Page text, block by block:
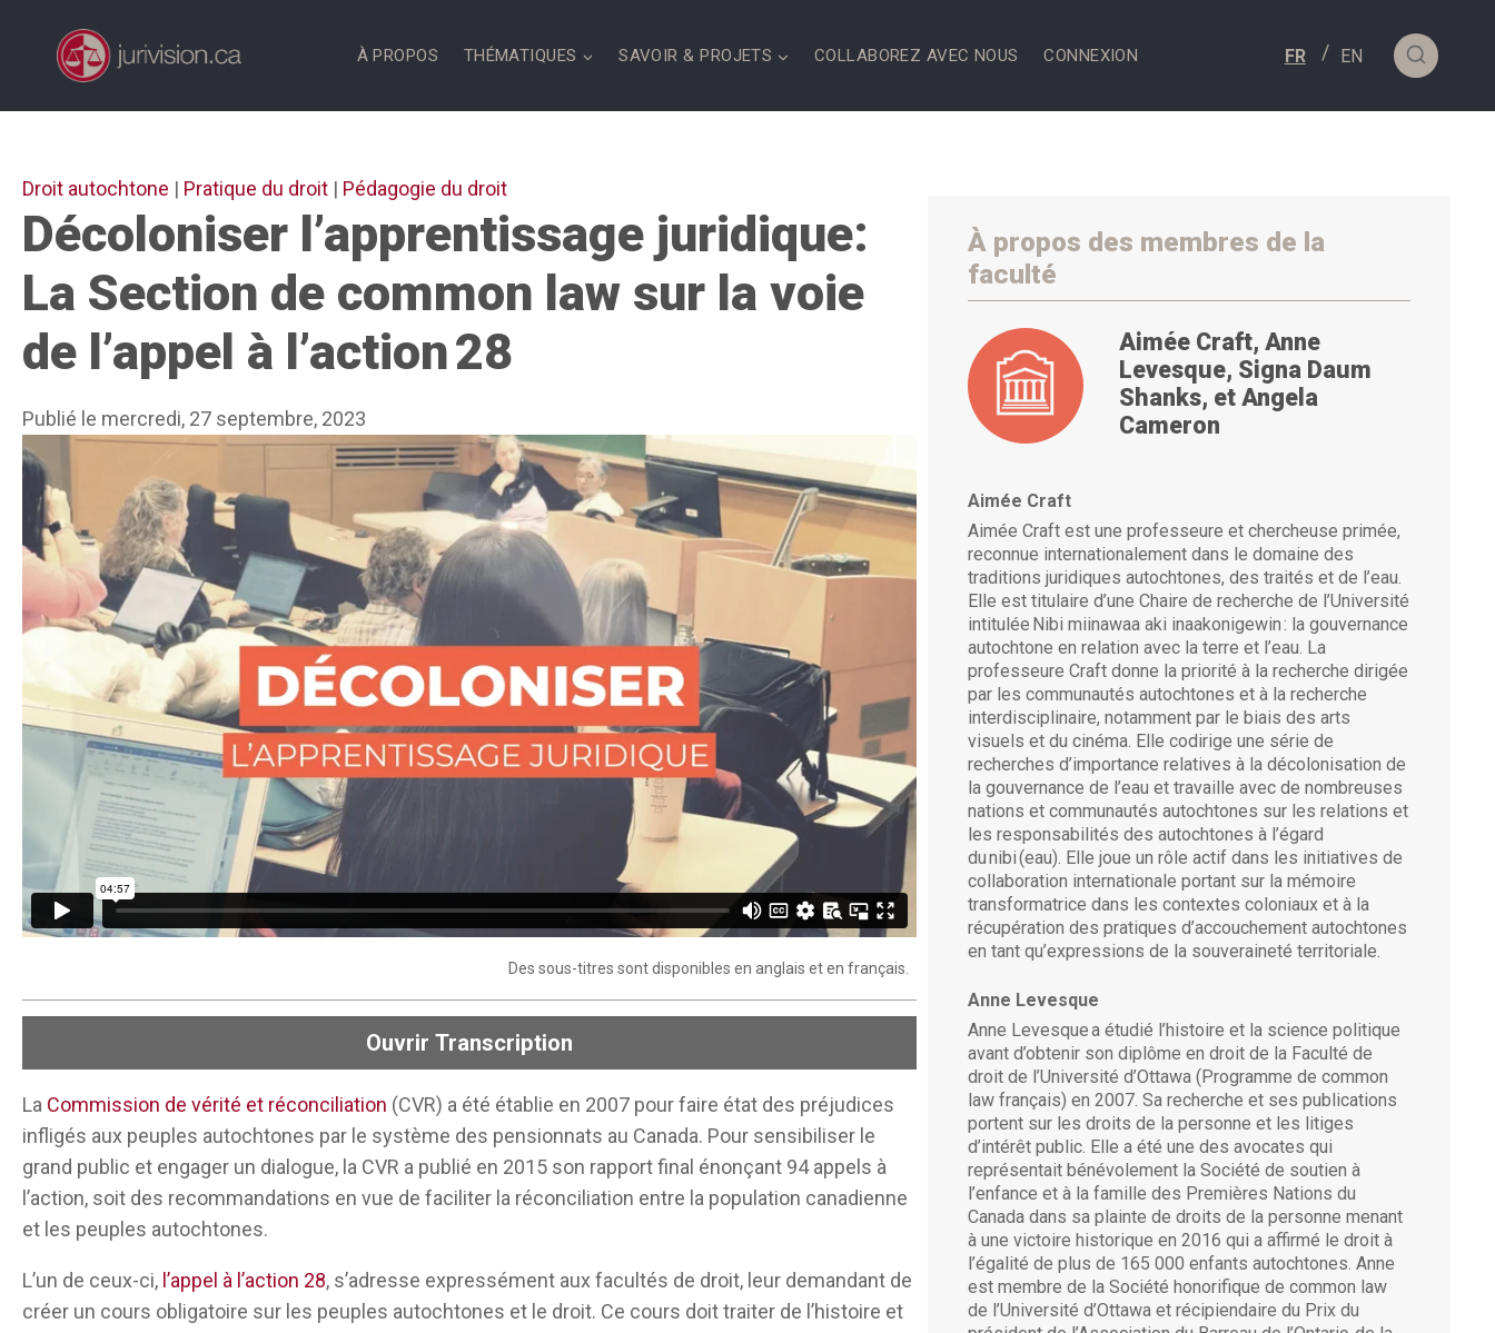
contenu
À PROPOS THÉMATIQUES SAVOIR & PROJETS COLLABOREZ AVEC NOUS CONNEXION
Droit autochtone | Pratique du droit | Pédagogie du droit
Décoloniser l’apprentissage juridique:
La Section de common law sur la voie
de l’appel à l’action 28
Publié le mercredi, 27 septembre, 2023
Des sous-titres sont disponibles en anglais et en français.
Ouvrir Transcription
En 2015, la Commission de vérité et réconciliation a publié son rapport final contenant 94
appels à l’action, dont l’un s’adressait spécifiquement aux écoles de droit, l’appel à l’action 28,
qui stipulait que les écoles de droit devraient proposer des cours obligatoires en rapport
avec les connaissances de fond sur les pensionnats, les relations entre la Couronne et les
Déclaration des Nations unies sur les droits des peuples autochtones. Il a également été dit
que nous devions aider nos étudiants à acquérir certaines compétences : formation
La Commission de vérité et réconciliation (CVR) a été établie en 2007 pour faire état des préjudices
infligés aux peuples autochtones par le système des pensionnats au Canada. Pour sensibiliser le
grand public et engager un dialogue, la CVR a publié en 2015 son rapport final énonçant 94 appels à
l’action, soit des recommandations en vue de faciliter la réconciliation entre la population canadienne
et les peuples autochtones.
L’un de ceux-ci, l’appel à l’action 28, s’adresse expressément aux facultés de droit, leur demandant de
créer un cours obligatoire sur les peuples autochtones et le droit. Ce cours doit traiter de l’histoire et
À propos des membres de la
faculté
Aimée Craft, Anne
Levesque, Signa Daum
Shanks, et Angela
Cameron
Aimée Craft
Aimée Craft est une professeure et chercheuse primée,
reconnue internationalement dans le domaine des
traditions juridiques autochtones, des traités et de l’eau.
Elle est titulaire d’une Chaire de recherche de l’Université
intitulée Nibi miinawaa aki inaakonigewin: la gouvernance
autochtone en relation avec la terre et l’eau. La
professeure Craft donne la priorité à la recherche dirigée
par les communautés autochtones et à la recherche
interdisciplinaire, notamment par le biais des arts
visuels et du cinéma. Elle codirige une série de
recherches d’importance relatives à la décolonisation de
la gouvernance de l’eau et travaille avec de nombreuses
nations et communautés autochtones sur les relations et
les responsabilités des autochtones à l’égard
dunibi(eau). Elle joue un rôle actif dans les initiatives de
collaboration internationale portant sur la mémoire
transformatrice dans les contextes coloniaux et à la
récupération des pratiques d’accouchement autochtones
en tant qu’expressions de la souveraineté territoriale.
Anne Levesque
Anne Levesque a étudié l’histoire et la science politique
avant d’obtenir son diplôme en droit de la Faculté de
droit de l’Université d’Ottawa (Programme de common
law français) en 2007. Sa recherche et ses publications
portent sur les droits de la personne et les litiges
d’intérêt public. Elle a été une des avocates qui
représentait bénévolement la Société de soutien à
l’enfance et à la famille des Premières Nations du
Canada dans sa plainte de droits de la personne menant
à une victoire historique en 2016 qui a affirmé le droit à
l’égalité de plus de 165 000 enfants autochtones. Anne
est membre de la Société honorifique de common law
de l’Université d’Ottawa et récipiendaire du Prix du